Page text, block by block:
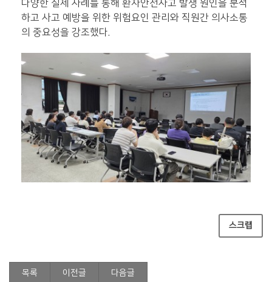
다양한 실제 사례를 통해 환자안전사고 발생 원인을 분석
하고 사고 예방을 위한 위험요인 관리와 직원간 의사소통
의 중요성을 강조했다.
스크랩
목록 이전글 다음글